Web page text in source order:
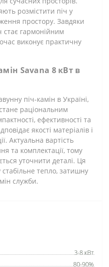
розмістити піч у
простору. Завдяки
стає гармонійним
виконує практичну
Savana 8 кВт в
піч-камін в Україні,
раціональним
ефективності та
якості матеріалів і
Актуальна вартість
та комплектації, тому
уточнити деталі. Ця
тепло, затишну
служби.
3-8 кВт
80-90%